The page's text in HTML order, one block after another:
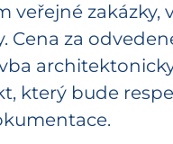
veřejné zakázky,
Cena za
který bude